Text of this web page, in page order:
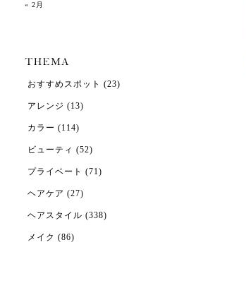
« 2月
おすすめスポット (23)
アレンジ (13)
カラー (114)
ビューティ (52)
プライベート (71)
ヘアケア (27)
ヘアスタイル (338)
メイク (86)